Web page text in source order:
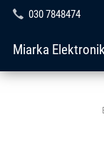
030 7848474
Miarka